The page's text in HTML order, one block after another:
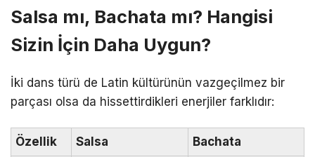
Salsa mı, Bachata mı? Hangisi
Sizin İçin Daha Uygun?
İki dans türü de Latin kültürünün vazgeçilmez bir
parçası olsa da hissettirdikleri enerjiler farklıdır:
Özellik Salsa
Bachata